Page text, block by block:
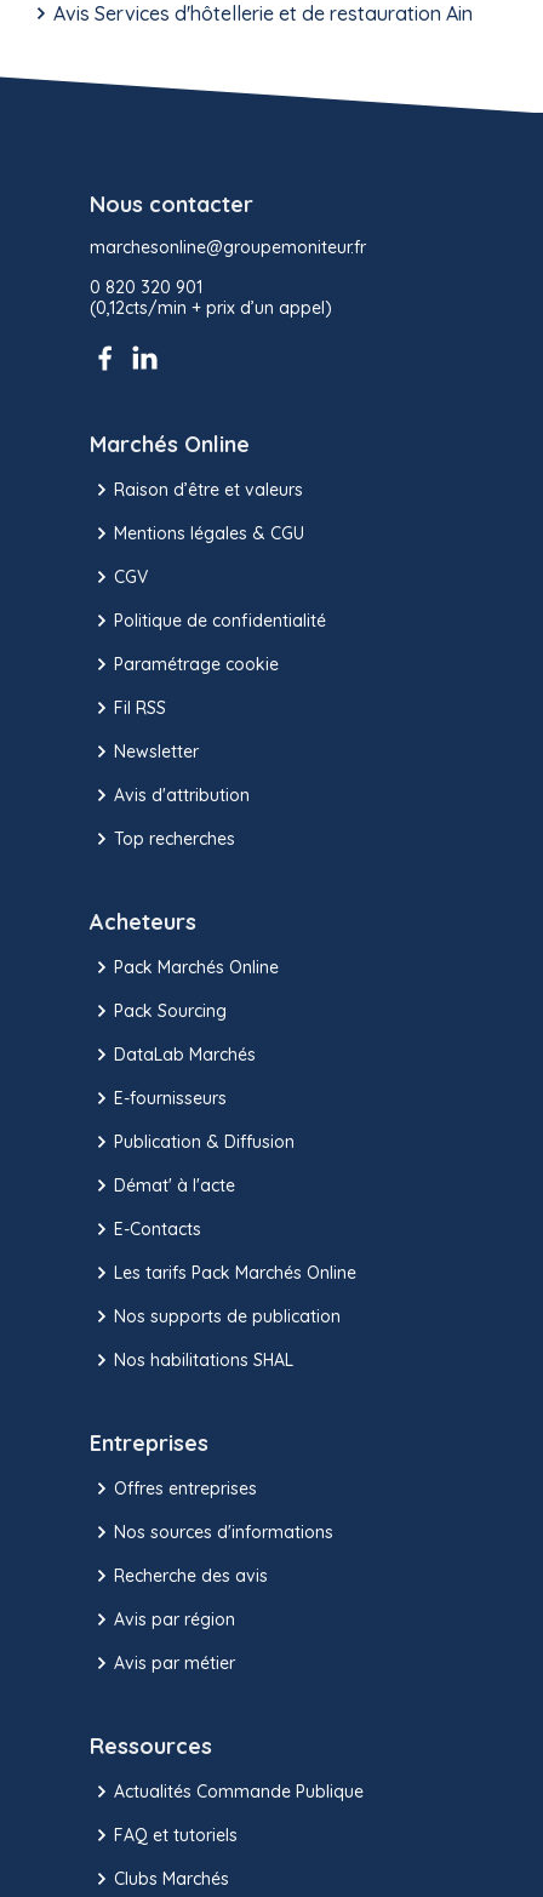
Avis Services d'hôtellerie et de restauration Ain
Nous contacter
marchesonline@groupemoniteur.fr
0 820 320 901
(0,12cts/min + prix d’un appel)
Marchés Online
Raison d’être et valeurs
Mentions légales & CGU
CGV
Politique de confidentialité
Paramétrage cookie
Fil RSS
Newsletter
Avis d'attribution
Top recherches
Acheteurs
Pack Marchés Online
Pack Sourcing
DataLab Marchés
E-fournisseurs
Publication & Diffusion
Démat' à l'acte
E-Contacts
Les tarifs Pack Marchés Online
Nos supports de publication
Nos habilitations SHAL
Entreprises
Offres entreprises
Nos sources d'informations
Recherche des avis
Avis par région
Avis par métier
Ressources
Actualités Commande Publique
FAQ et tutoriels
Clubs Marchés